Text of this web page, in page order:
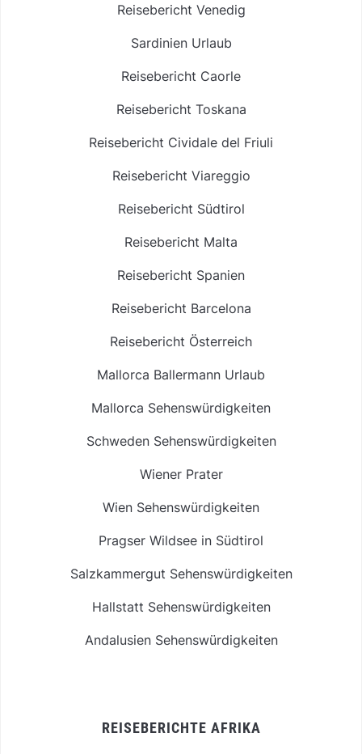
Reisebericht Venedig
Sardinien Urlaub
Reisebericht Caorle
Reisebericht Toskana
Reisebericht Cividale del Friuli
Reisebericht Viareggio
Reisebericht Südtirol
Reisebericht Malta
Reisebericht Spanien
Reisebericht Barcelona
Reisebericht Österreich
Mallorca Ballermann Urlaub
Mallorca Sehenswürdigkeiten
Schweden Sehenswürdigkeiten
Wiener Prater
Wien Sehenswürdigkeiten
Pragser Wildsee in Südtirol
Salzkammergut Sehenswürdigkeiten
Hallstatt Sehenswürdigkeiten
Andalusien Sehenswürdigkeiten
REISEBERICHTE AFRIKA